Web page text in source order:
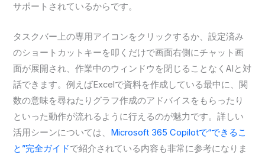
サポートされているからです。
タスクバー上の専用アイコンをクリックするか、設定済み
のショートカットキーを叩くだけで画面右側にチャット画
面が展開され、作業中のウィンドウを閉じることなくAIと対
話できます。例えばExcelで資料を作成している最中に、関
数の意味を尋ねたりグラフ作成のアドバイスをもらったり
といった動作が流れるように行えるのが魅力です。詳しい
活用シーンについては、 Microsoft 365 Copilotで“できるこ
と”完全ガイドで紹介されている内容も非常に参考になりま